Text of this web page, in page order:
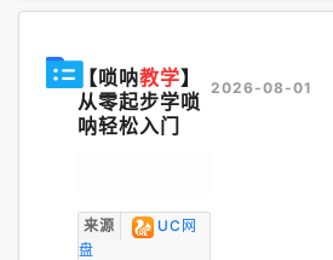
【唢呐教学】
从零起步学唢
呐轻松入门
来源
UC网
盘
2026-08-01